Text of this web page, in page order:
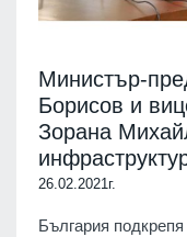
Министър-
Борисов и
Зорана
26.02.2021г.
България